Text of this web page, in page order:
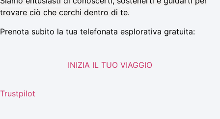
trovare ciò che cerchi dentro di te.
Prenota subito la tua telefonata esplorativa gratuita:
INIZIA IL TUO VIAGGIO
Trustpilot